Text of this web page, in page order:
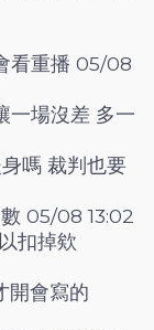
看重播 05/08
一場沒差 多一
嗎 裁判也要
05/08 13:02
扣掉欸
開會寫的